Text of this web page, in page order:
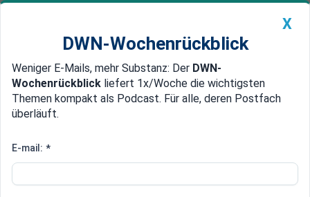
Newsticker MEIN DWN: Geldanlage Premium
Edelmetalle DWN-Magazin China
IWF gibt grünes Licht
Durchbruch für China: Yuan wird
Welt-Reservewährung
X
DWN-Wochenrückblick
Weniger E-Mails, mehr Substanz: Der DWN-
Wochenrückblick liefert 1x/Woche die wichtigsten
Themen kompakt als Podcast. Für alle, deren Postfach
überläuft.
E-mail: *